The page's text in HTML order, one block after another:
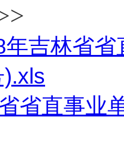
年吉林省
省直事业